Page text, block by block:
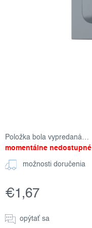
Položka bola vypredaná…
momentálne nedostupné
možnosti doručenia
€1,67
cena:opýtať sa